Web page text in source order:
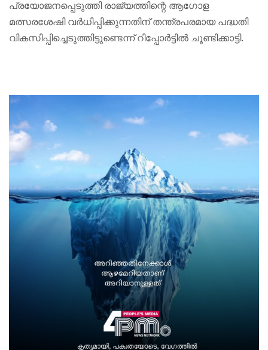
പ്രയോജനപ്പെടുത്തി രാജ്യത്തിന്റെ ആഗോള
മത്സരശേഷി വർധിപ്പിക്കുന്നതിന് തന്ത്രപരമായ പദ്ധതി
വികസിപ്പിച്ചെടുത്തിട്ടുണ്ടെന്ന് റിപ്പോർട്ടിൽ ചൂണ്ടിക്കാട്ടി.